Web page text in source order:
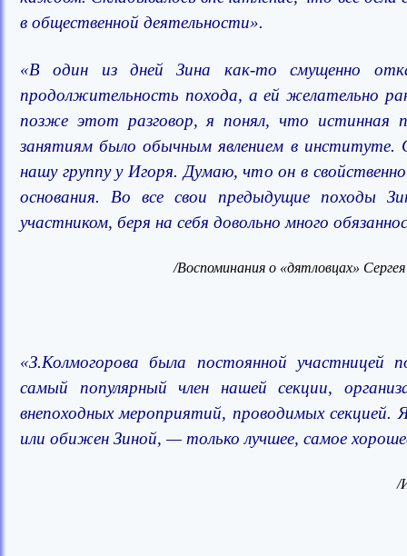
в общественной деятельности».
«В один из дней Зина как-то смущенно
продолжительность похода, а ей желательно
позже этот разговор, я понял, что истинная
занятиям было обычным явлением в институте.
нашу группу у Игоря. Думаю, что он в
основания. Во все свои предыдущие походы
участником, беря на себя довольно много
/Воспоминания о «дятловцах»
«З.Колмогорова была постоянной
самый популярный член нашей секции,
внепоходных мероприятий, проводимых секцией.
или обижен Зиной, — только лучшее, самое
/